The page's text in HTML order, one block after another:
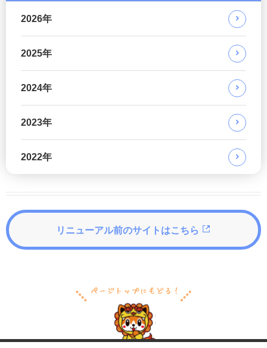
2026年
2025年
2024年
2023年
2022年
リニューアル前のサイトはこちら